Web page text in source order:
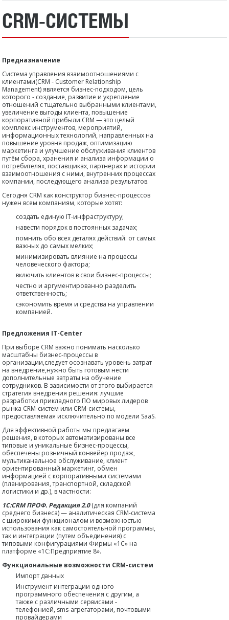
CRM-СИСТЕМЫ
Предназначение
Система управления взаимоотношениями с
клиентами(CRM - Customer Relationship
Management) является бизнес-подходом, цель
которого - создание, развитие и укрепление
отношений с тщательно выбранными клиентами,
увеличение выгоды клиента, повышение
корпоративной прибыли.CRM — это целый
комплекс инструментов, мероприятий,
информационных технологий, направленных на
повышение уровня продаж, оптимизацию
маркетинга и улучшение обслуживания клиентов
путём сбора, хранения и анализа информации о
потребителях, поставщиках, партнёрах и истории
взаимоотношения с ними, внутренних процессах
компании, последующего анализа результатов.
Сегодня CRM как конструктор бизнес-процессов
нужен всем компаниям, которые хотят:
создать единую IT-инфраструктуру;
навести порядок в постоянных задачах;
помнить обо всех деталях действий: от самых
важных до самых мелких;
минимизировать влияние на процессы
человеческого фактора;
включить клиентов в свои бизнес-процессы;
честно и аргументированно разделить
ответственность;
сэкономить время и средства на управлении
компанией.
Предложения IT-Center
При выборе CRM важно понимать насколько
масштабны бизнес-процессы в
организации,следует осознавать уровень затрат
на внедрение,нужно быть готовым нести
дополнительные затраты на обучение
сотрудников. В зависимости от этого выбирается
стратегия внедрения решения: лучшие
разработки прикладного ПО мировых лидеров
рынка CRM-систем или CRM-системы,
предоставляемая исключительно по модели SaaS.
Для эффективной работы мы предлагаем
решения, в которых автоматизированы все
типовые и уникальные бизнес-процессы,
обеспечены розничный конвейер продаж,
мультиканальное обслуживание, клиент
ориентированный маркетинг, обмен
информацией с корпоративными системами
(планирования, транспортной, складской
логистики и др.), в частности:
1C:CRM ПРОФ. Редакция 2.0(для компаний
среднего бизнеса) — аналитическая CRM-система
с широкими функционалом и возможностью
использования как самостоятельной программы,
так и интеграции (путем объединения) с
типовыми конфигурациями Фирмы «1С» на
платформе «1С:Предприятие 8».
Функциональные возможности CRM-систем
Импорт данных
Инструмент интеграции одного
программного обеспечения с другим, а
также с различными сервисами -
телефонией, sms-агрегаторами, почтовыми
провайдерами